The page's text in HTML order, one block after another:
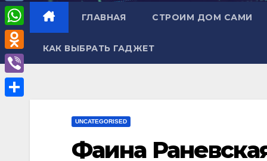
ГЛАВНАЯ СТРОИМ ДОМ САМИ
КАК ВЫБРАТЬ ГАДЖЕТ
UNCATEGORISED
Фаина
e
l
e
g
r
V
K
W
h
a
O
d
n
V